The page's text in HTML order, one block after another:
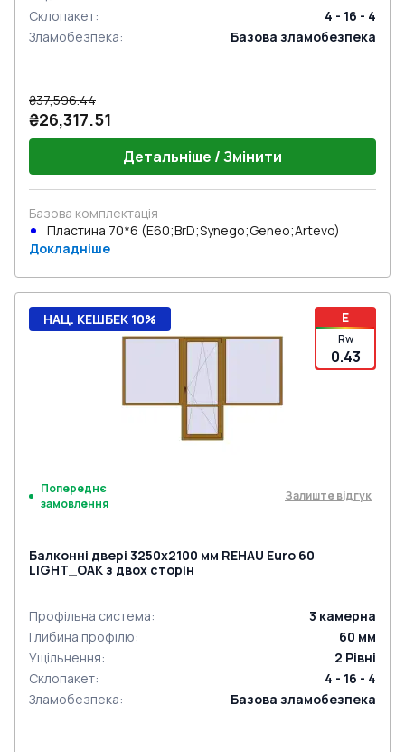
Склопакет:
4 - 16 - 4
Зламобезпека: Базова зламобезпека
₴37,596.44
₴26,317.51
Детальніше / Змінити
Базова комплектація
Пластина 70*6 (E60;BrD;Synego;Geneo;Artevo)
Докладніше
E
Rw
0.43
НАЦ. КЕШБЕК 10%
Попереднє
замовлення
Залиште відгук
Балконні двері 3250x2100 мм REHAU Euro 60
LIGHT_OAK з двох сторін
Профільна система: 3 камерна
Глибина профілю: 60 мм
Ущільнення: 2 Рівні
Склопакет:
4 - 16 - 4
Зламобезпека: Базова зламобезпека